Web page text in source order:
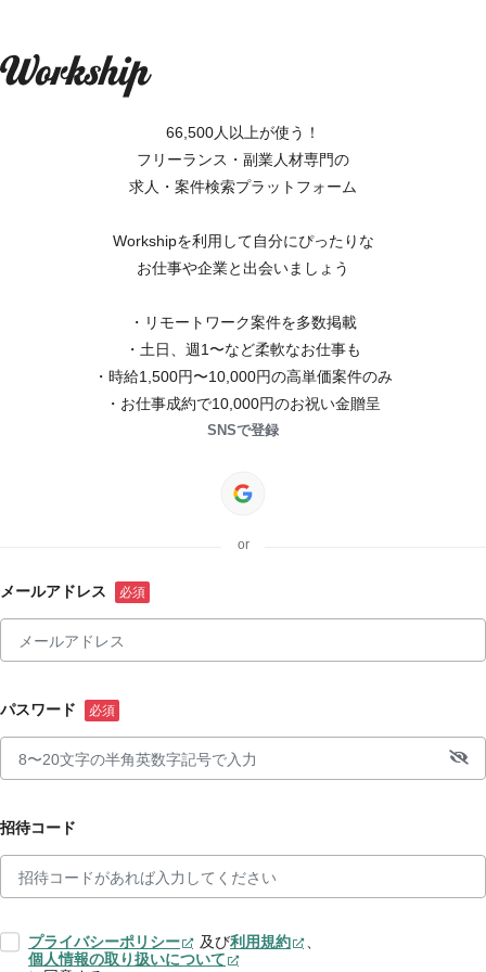
66,500人以上が使う！
フリーランス・副業人材専門の
求人・案件検索プラットフォーム
Workshipを利用して自分にぴったりな
お仕事や企業と出会いましょう
・リモートワーク案件を多数掲載
・土日、週1〜など柔軟なお仕事も
・時給1,500円〜10,000円の高単価案件のみ
・お仕事成約で10,000円のお祝い金贈呈
SNSで登録
or
メールアドレス
パスワード
招待コード
プライバシーポリシー 及び利用規約
、
個人情報の取り扱いについて